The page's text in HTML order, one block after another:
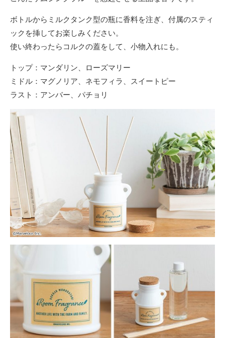
ボトルからミルクタンク型の瓶に香料を注ぎ、付属のスティ
ックを挿してお楽しみください。
使い終わったらコルクの蓋をして、小物入れにも。
トップ：マンダリン、ローズマリー
ミドル：マグノリア、ネモフィラ、スイートピー
ラスト：アンバー、パチョリ